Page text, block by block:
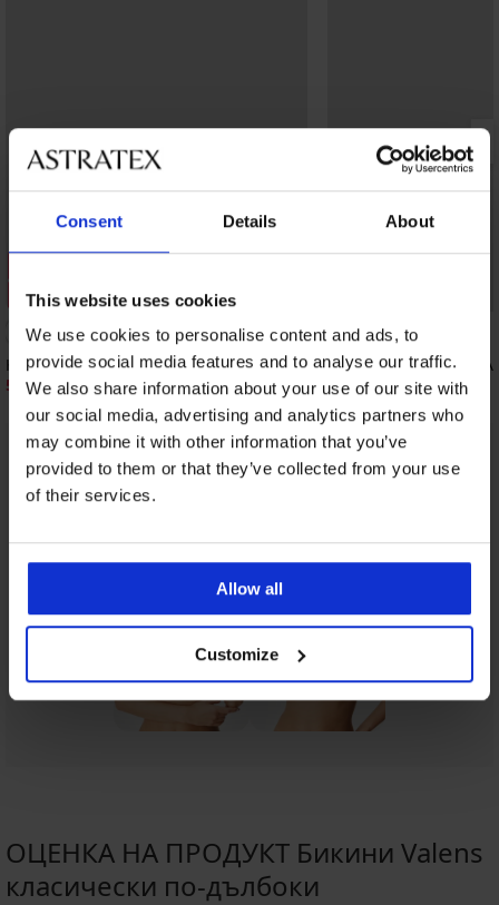
Consent Details About
This website uses cookies
We use cookies to personalise content and ads, to
provide social media features and to analyse our traffic.
We also share information about your use of our site with
our social media, advertising and analytics partners who
may combine it with other information that you’ve
provided to them or that they’ve collected from your use
of their services.
Allow all
Customize
Отстъпка -70%
5
Класически бикини Cindy дантелени
5,10 €(9,97 лв.)16,99 €
Класически бикини
талия
7,50 €
От същата колекция Покажи
ОЦЕНКА НА ПРОДУКТ Бикини Valens
класически по-дълбоки